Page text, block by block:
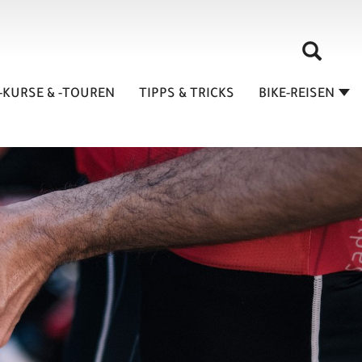
& -TOUREN TIPPS & TRICKS BIKE-REISEN